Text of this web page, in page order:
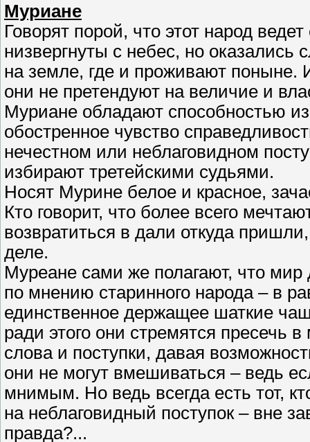
Муриане
Говорят порой, что этот народ
низвергнуты с небес, но
на земле, где и проживают поныне.
они не претендуют на величие и
Муриане обладают способностью
обостренное чувство
нечестном или неблаговидном
избирают третейскими судьями.
Носят Мурине белое и красное,
Кто говорит, что более всего
возвратиться в дали откуда
деле.
Муреане сами же полагают, что
по мнению старинного народа – в
единственное держащее шаткие
ради этого они стремятся пресечь
слова и поступки, давая
они не могут вмешиваться – ведь
мнимым. Но ведь всегда есть тот,
на неблаговидный поступок – вне
правда?...